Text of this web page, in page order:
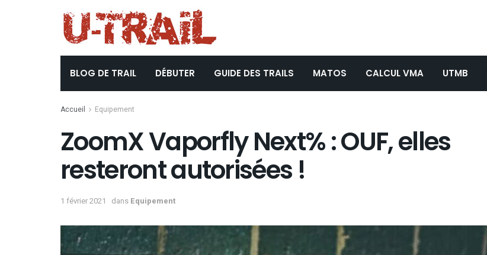
BLOG DE TRAIL DÉBUTER GUIDE DES TRAILS MATOS CALCUL VMA UTMB
Accueil Equipement
ZoomX Vaporfly Next% : OUF, elles
resteront autorisées !
1 février 2021 dans Equipement